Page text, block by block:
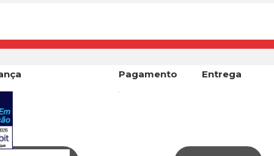
Pagamento Entrega